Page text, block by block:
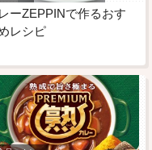
ーZEPPINで作るおす
レシピ